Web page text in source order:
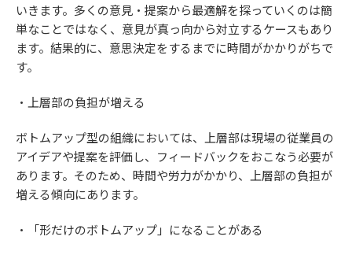
いきます。多くの意見・提案から最適解を探っていくのは簡
単なことではなく、意見が真っ向から対立するケースもあり
ます。結果的に、意思決定をするまでに時間がかかりがちで
す。
・上層部の負担が増える
ボトムアップ型の組織においては、上層部は現場の従業員の
アイデアや提案を評価し、フィードバックをおこなう必要が
あります。そのため、時間や労力がかかり、上層部の負担が
増える傾向にあります。
・「形だけのボトムアップ」になることがある